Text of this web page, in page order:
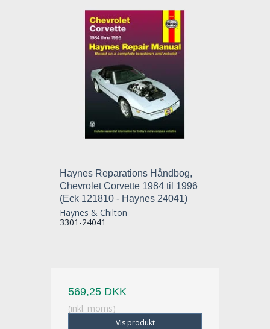
Haynes Reparations Håndbog,
Chevrolet Corvette 1984 til 1996
(Eck 121810 - Haynes 24041)
Haynes & Chilton
3301-24041
569,25 DKK
(inkl. moms)
Vis produkt